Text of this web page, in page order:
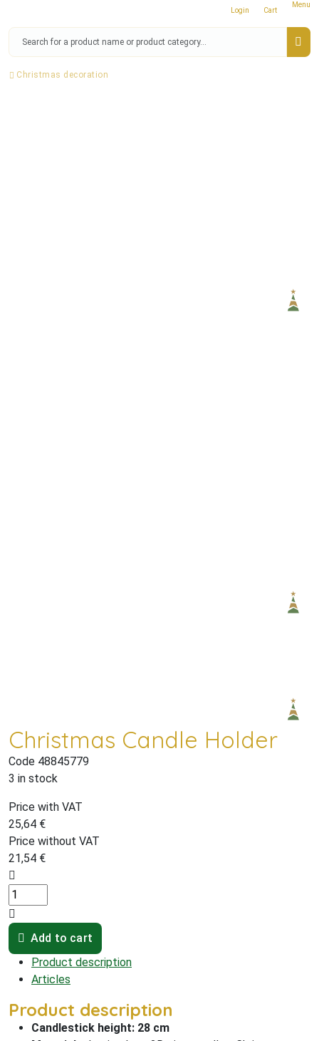
Login Cart
Menu
Christmas decoration
Christmas Candle Holder
Code 48845779
3 in stock
Price with VAT
25,64 €
Price without VAT
21,54 €
Add to cart
Product description
Articles
Product description
Candlestick height: 28 cm